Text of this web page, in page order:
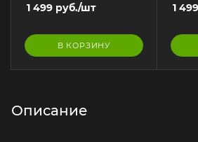
1 499 руб./шт
В КОРЗИНУ
1 499
Описание